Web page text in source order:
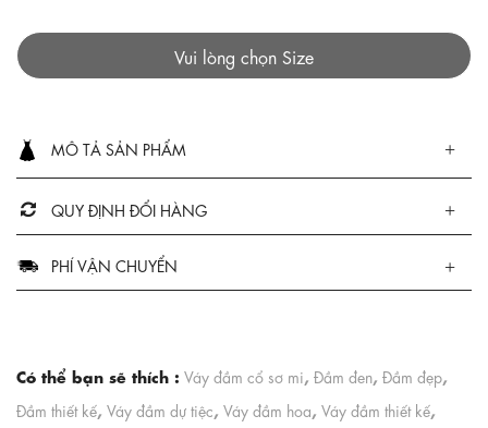
Vui lòng chọn Size
MÔ TẢ SẢN PHẨM
QUY ĐỊNH ĐỔI HÀNG
PHÍ VẬN CHUYỂN
Có thể bạn sẽ thích : Váy đầm cổ sơ mi, Đầm đen, Đầm đẹp,
Đầm thiết kế, Váy đầm dự tiệc, Váy đầm hoa, Váy đầm thiết kế,